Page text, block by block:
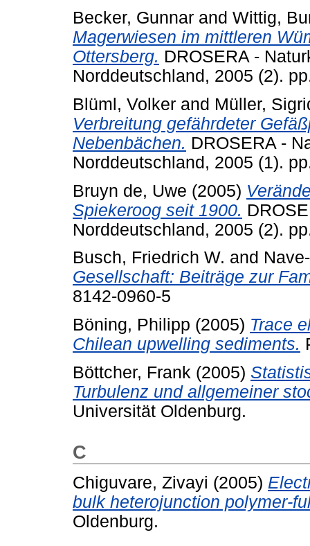
Becker, Gunnar and Wittig,
Magerwiesen im mittleren
Ottersberg. DROSERA -
Norddeutschland, 2005 (2).
Blüml, Volker and Müller,
Verbreitung gefährdeter
Nebenbächen. DROSERA -
Norddeutschland, 2005 (1).
Bruyn de, Uwe (2005)
Spiekeroog seit 1900.
Norddeutschland, 2005 (2).
Busch, Friedrich W. and
Gesellschaft: Beiträge zur
8142-0960-5
Böning, Philipp (2005) Trace
Chilean upwelling sediments.
Böttcher, Frank (2005)
Turbulenz und allgemeiner
Universität Oldenburg.
C
Chiguvare, Zivayi (2005)
bulk heterojunction polymer-
Oldenburg.